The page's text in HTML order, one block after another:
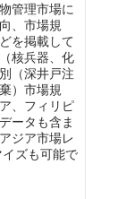
管理市場に
、市場規
を掲載して
核兵器、化
（深井戸注
）市場規
、フィリピ
ータも含ま
ジア市場レ
ズも可能で